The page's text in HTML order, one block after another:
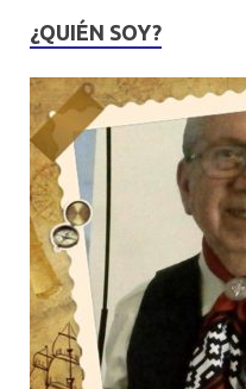
¿QUIÉN SOY?